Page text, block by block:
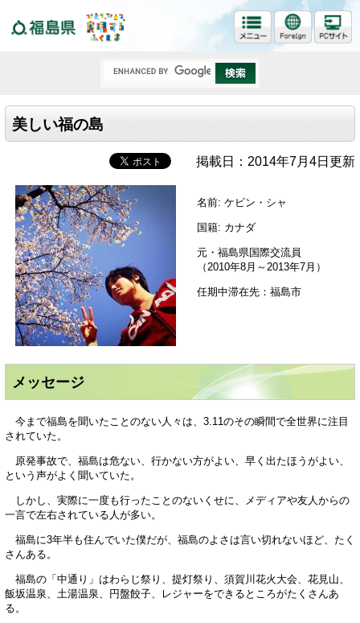
美しい福の島
掲載日：2014年7月4日更新
名前: ケビン・シャ
国籍: カナダ
元・福島県国際交流員
（2010年8月～2013年7月）
任期中滞在先：福島市
メッセージ
今まで福島を聞いたことのない人々は、3.11のその瞬間で全世界に注目
されていた。
原発事故で、福島は危ない、行かない方がよい、早く出たほうがよい、
という声がよく聞いていた。
しかし、実際に一度も行ったことのないくせに、メディアや友人からの
一言で左右されている人が多い。
福島に3年半も住んでいた僕だが、福島のよさは言い切れないほど、たく
さんある。
福島の「中通り」はわらじ祭り、提灯祭り、須賀川花火大会、花見山、
飯坂温泉、土湯温泉、円盤餃子、レジャーをできるところがたくさんあ
る。